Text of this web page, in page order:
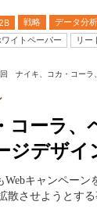
戦略 データ分析
イトペーパー
リー
ナイキ、コカ・コーラ
ーラ、
ジデザイ
キャンペー
させようとす